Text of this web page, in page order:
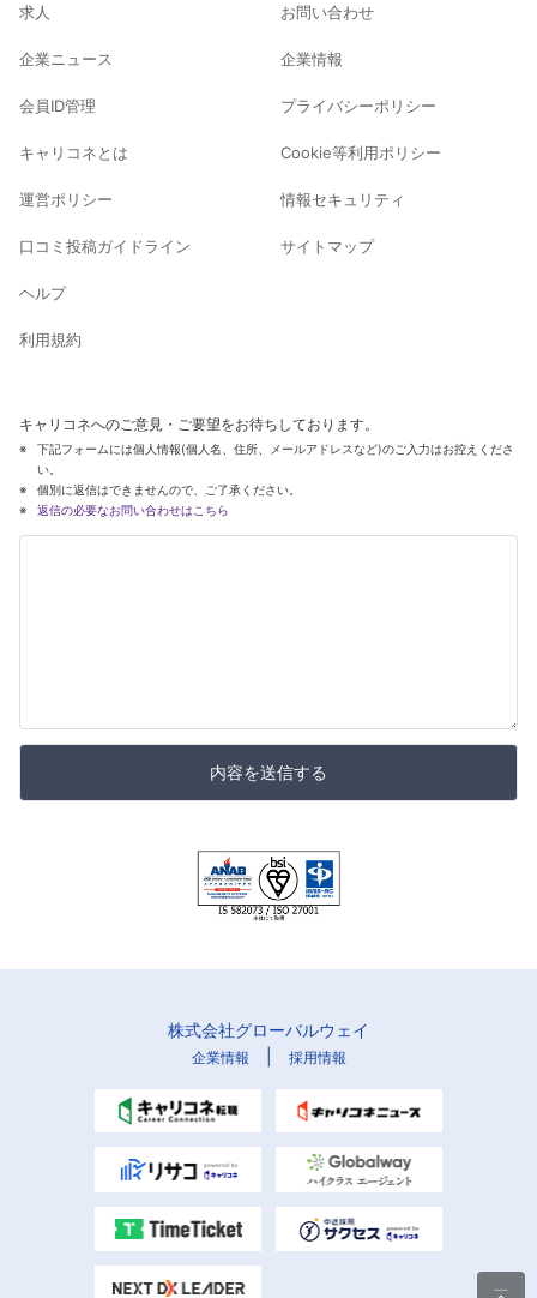
求人
企業ニュース
会員ID管理
キャリコネとは
運営ポリシー
口コミ投稿ガイドライン
ヘルプ
利用規約
お問い合わせ
企業情報
プライバシーポリシー
Cookie等利用ポリシー
情報セキュリティ
サイトマップ
キャリコネへのご意見・ご要望をお待ちしております。
下記フォームには個人情報(個人名、住所、メールアドレスなど)のご入力はお控えくださ
い。
個別に返信はできませんので、ご了承ください。
返信の必要なお問い合わせはこちら
内容を送信する
株式会社グローバルウェイ
企業情報 採用情報